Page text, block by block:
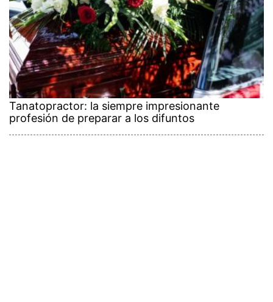
Tanatopractor: la siempre impresionante
profesión de preparar a los difuntos